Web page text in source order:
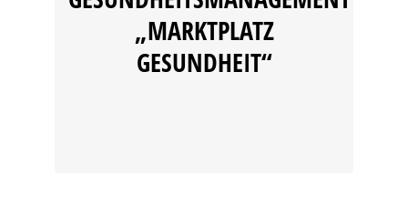
„MARKTPLATZ
GESUNDHEIT“